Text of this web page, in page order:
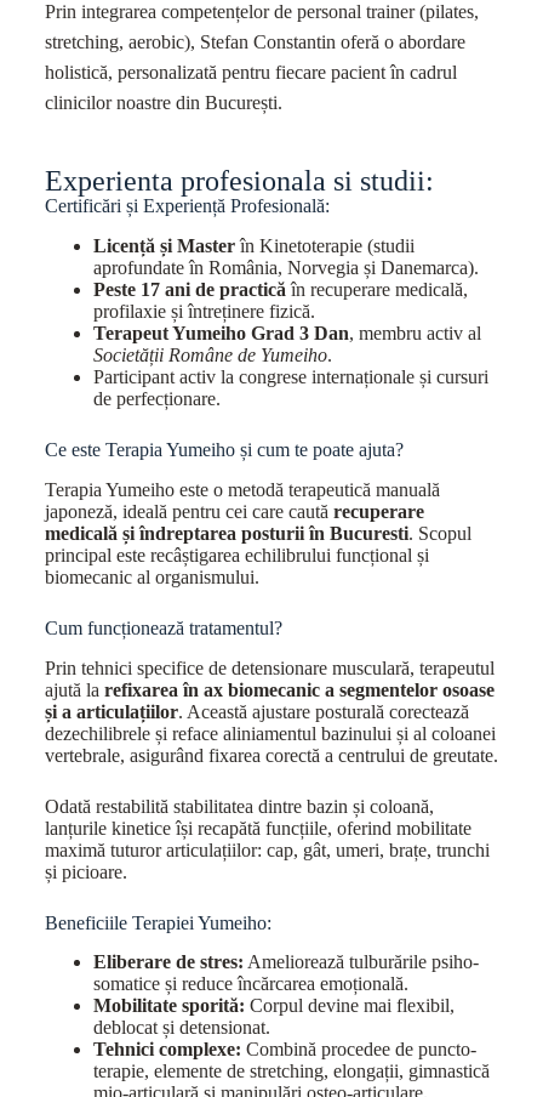
Prin integrarea competențelor de personal trainer (pilates,
stretching, aerobic), Stefan Constantin oferă o abordare
holistică, personalizată pentru fiecare pacient în cadrul
clinicilor noastre din București.
Experienta profesionala si studii:
Certificări și Experiență Profesională:
Licență și Masterîn Kinetoterapie (studii
aprofundate în România, Norvegia și Danemarca).
Peste 17 ani de practică în recuperare medicală,
profilaxie și întreținere fizică.
Terapeut Yumeiho Grad 3 Dan, membru activ al
Societății Române de Yumeiho.
Participant activ la congrese internaționale și cursuri
de perfecționare.
Ce este Terapia Yumeiho și cum te poate ajuta?
Terapia Yumeiho este o metodă terapeutică manuală
japoneză, ideală pentru cei care caută recuperare
medicală și îndreptarea posturii în Bucuresti. Scopul
principal este recâștigarea echilibrului funcțional și
biomecanic al organismului.
Cum funcționează tratamentul?
Prin tehnici specifice de detensionare musculară, terapeutul
ajută la refixarea în ax biomecanic a segmentelor osoase
și a articulațiilor. Această ajustare posturală corectează
dezechilibrele și reface aliniamentul bazinului și al coloanei
vertebrale, asigurând fixarea corectă a centrului de greutate.
Odată restabilită stabilitatea dintre bazin și coloană,
lanțurile kinetice își recapătă funcțiile, oferind mobilitate
maximă tuturor articulațiilor: cap, gât, umeri, brațe, trunchi
și picioare.
Beneficiile Terapiei Yumeiho:
Eliberare de stres: Ameliorează tulburările psiho-
somatice și reduce încărcarea emoțională.
Mobilitate sporită: Corpul devine mai flexibil,
deblocat și detensionat.
Tehnici complexe: Combină procedee de puncto-
terapie, elemente de stretching, elongații, gimnastică